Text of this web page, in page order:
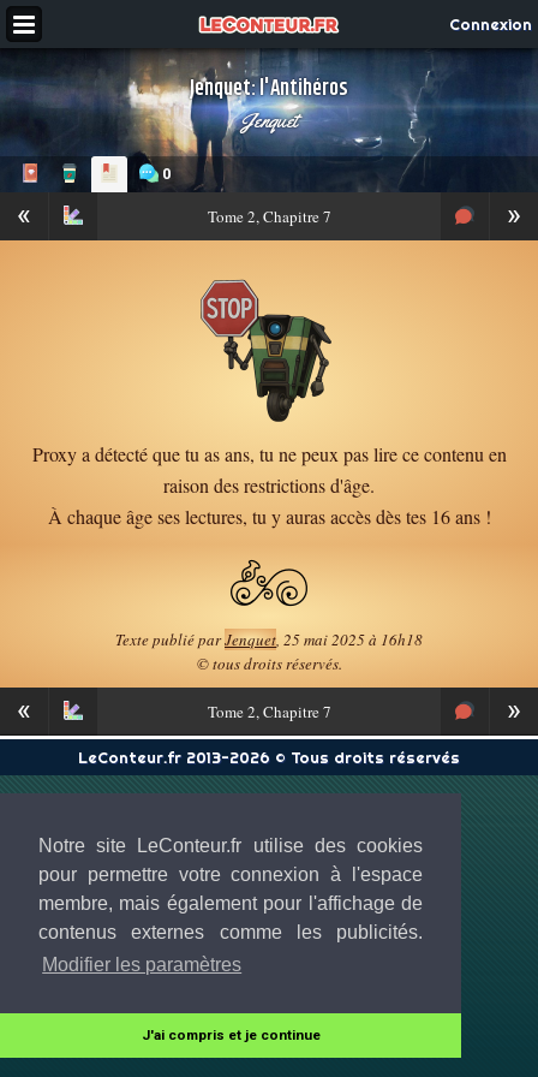
Notre site LeConteur.fr utilise des cookies
pour permettre votre connexion à l'espace
membre, mais également pour l'affichage de
contenus externes comme les publicités.
Modifier les paramètres
J'ai compris et je continue
Connexion
Jenquet: l'Antihéros
Jenquet
0
« »
Tome2, Chapitre 7
Proxy a détecté que tu as ans, tu ne peux pas lire ce contenu en
raison des restrictions d'âge.
À chaque âge ses lectures, tu y auras accès dès tes 16 ans !
Texte publié parJenquet, 25 mai 2025 à 16h18
© tous droits réservés.
« »
Tome2, Chapitre 7
LeConteur.fr 2013-2026 © Tous droits réservés